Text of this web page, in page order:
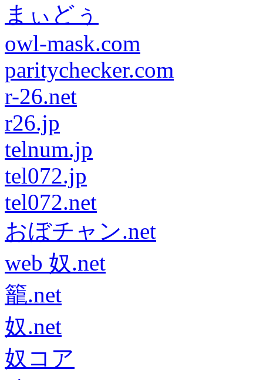
まぃどぅ
owl-mask.com
paritychecker.com
r-26.net
r26.jp
telnum.jp
tel072.jp
tel072.net
おぼチャン.net
web 奴.net
籠.net
奴.net
奴コア